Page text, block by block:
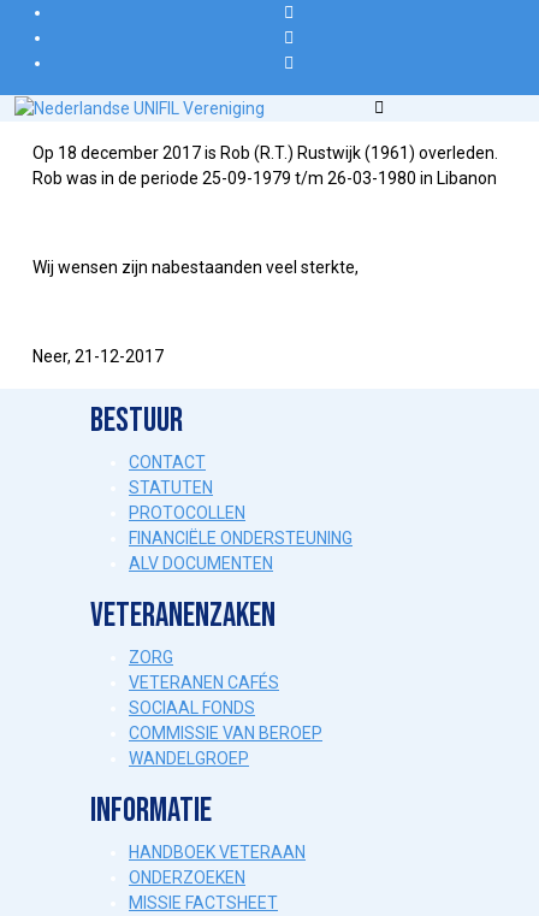
Op 18 december 2017 is Rob (R.T.) Rustwijk (1961) overleden.
Rob was in de periode 25-09-1979 t/m 26-03-1980 in Libanon
Wij wensen zijn nabestaanden veel sterkte,
Neer, 21-12-2017
BESTUUR
CONTACT
STATUTEN
PROTOCOLLEN
FINANCIËLE ONDERSTEUNING
ALV DOCUMENTEN
VETERANENZAKEN
ZORG
VETERANEN CAFÉS
SOCIAAL FONDS
COMMISSIE VAN BEROEP
WANDELGROEP
INFORMATIE
HANDBOEK VETERAAN
ONDERZOEKEN
MISSIE FACTSHEET